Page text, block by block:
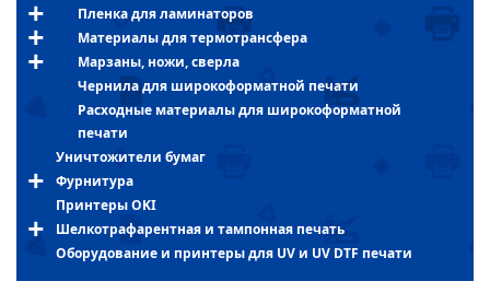
Пленка для ламинаторов
Материалы для термотрансфера
Марзаны, ножи, сверла
Чернила для широкоформатной печати
Расходные материалы для широкоформатной
печати
Уничтожители бумаг
Фурнитура
Принтеры OKI
Шелкотрафарентная и тампонная печать
Оборудование и принтеры для UV и UV DTF печати